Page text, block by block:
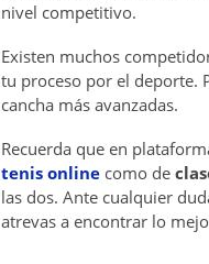
nivel competitivo.
Existen muchos
tu proceso por el deporte.
cancha más avanzadas.
Recuerda que en
tenis online como de
las dos. Ante cualquier
atrevas a encontrar lo